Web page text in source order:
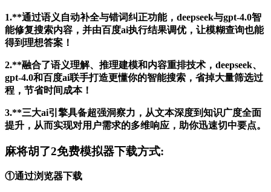
1.**通过语义自动补全与错词纠正功能，deepseek与gpt-4.0智
能修复搜索内容，并由百度ai执行结果调优，让模糊查询也能
得到理想答案！
2.**融合了语义理解、推理建模和内容重排技术，deepseek、
gpt-4.0和百度ai联手打造更懂你的智能搜索，省掉大量筛选过
程，节省时间成本！
3.**三大ai引擎具备超强洞察力，从文本深度到知识广度全面
提升，从而实现对用户需求的多维响应，助你迅速切中要点。
麻将胡了2免费模拟器下载方式:
①通过浏览器下载